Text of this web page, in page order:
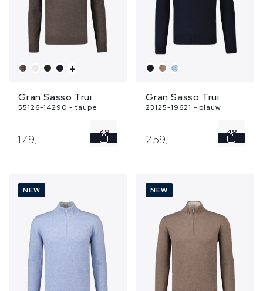
...
+
Gran Sasso Trui
55126-14290 - taupe
179,- 48
56
Gran Sasso Trui
23125-19621 - blauw
259,- 48
56
NEW NEW